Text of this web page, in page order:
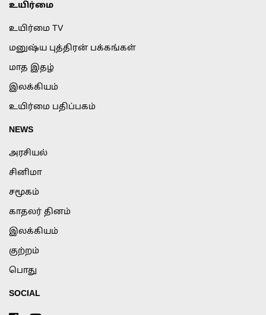
உயிர்மை
உயிர்மை TV
மனுஷ்ய புத்திரன் பக்கங்கள்
மாத இதழ்
இலக்கியம்
உயிர்மை பதிப்பகம்
NEWS
அரசியல்
சினிமா
சமூகம்
காதலர் தினம்
இலக்கியம்
குற்றம்
பொது
SOCIAL